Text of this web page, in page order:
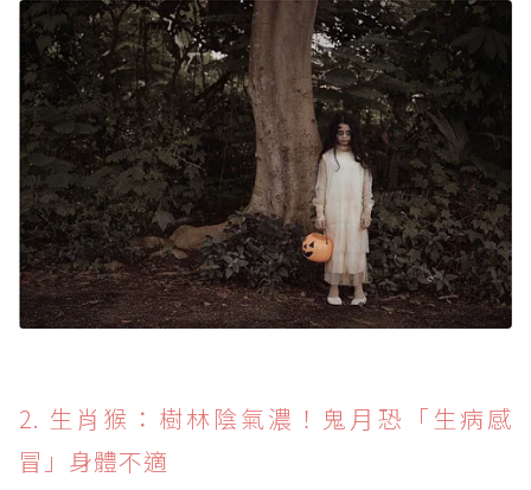
2. 生肖猴：樹林陰氣濃！鬼月恐「生病感
冒」身體不適